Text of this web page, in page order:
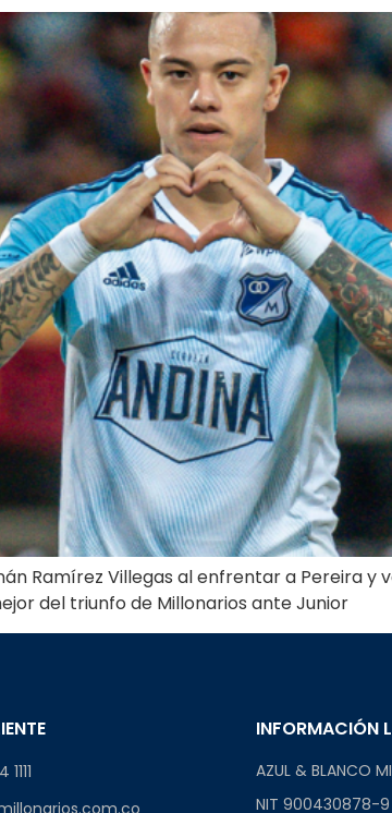
Ramírez Villegas al enfrentar a Pereira y
del triunfo de Millonarios ante Junior
INFORMACIÓN
AZUL & BLANCO
NIT 900430878-9